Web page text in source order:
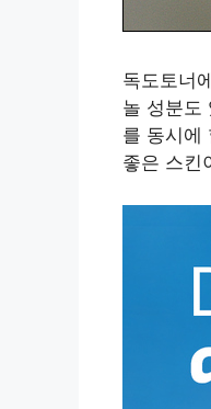
독도토너
놀 성분도
를 동시에
좋은 스킨